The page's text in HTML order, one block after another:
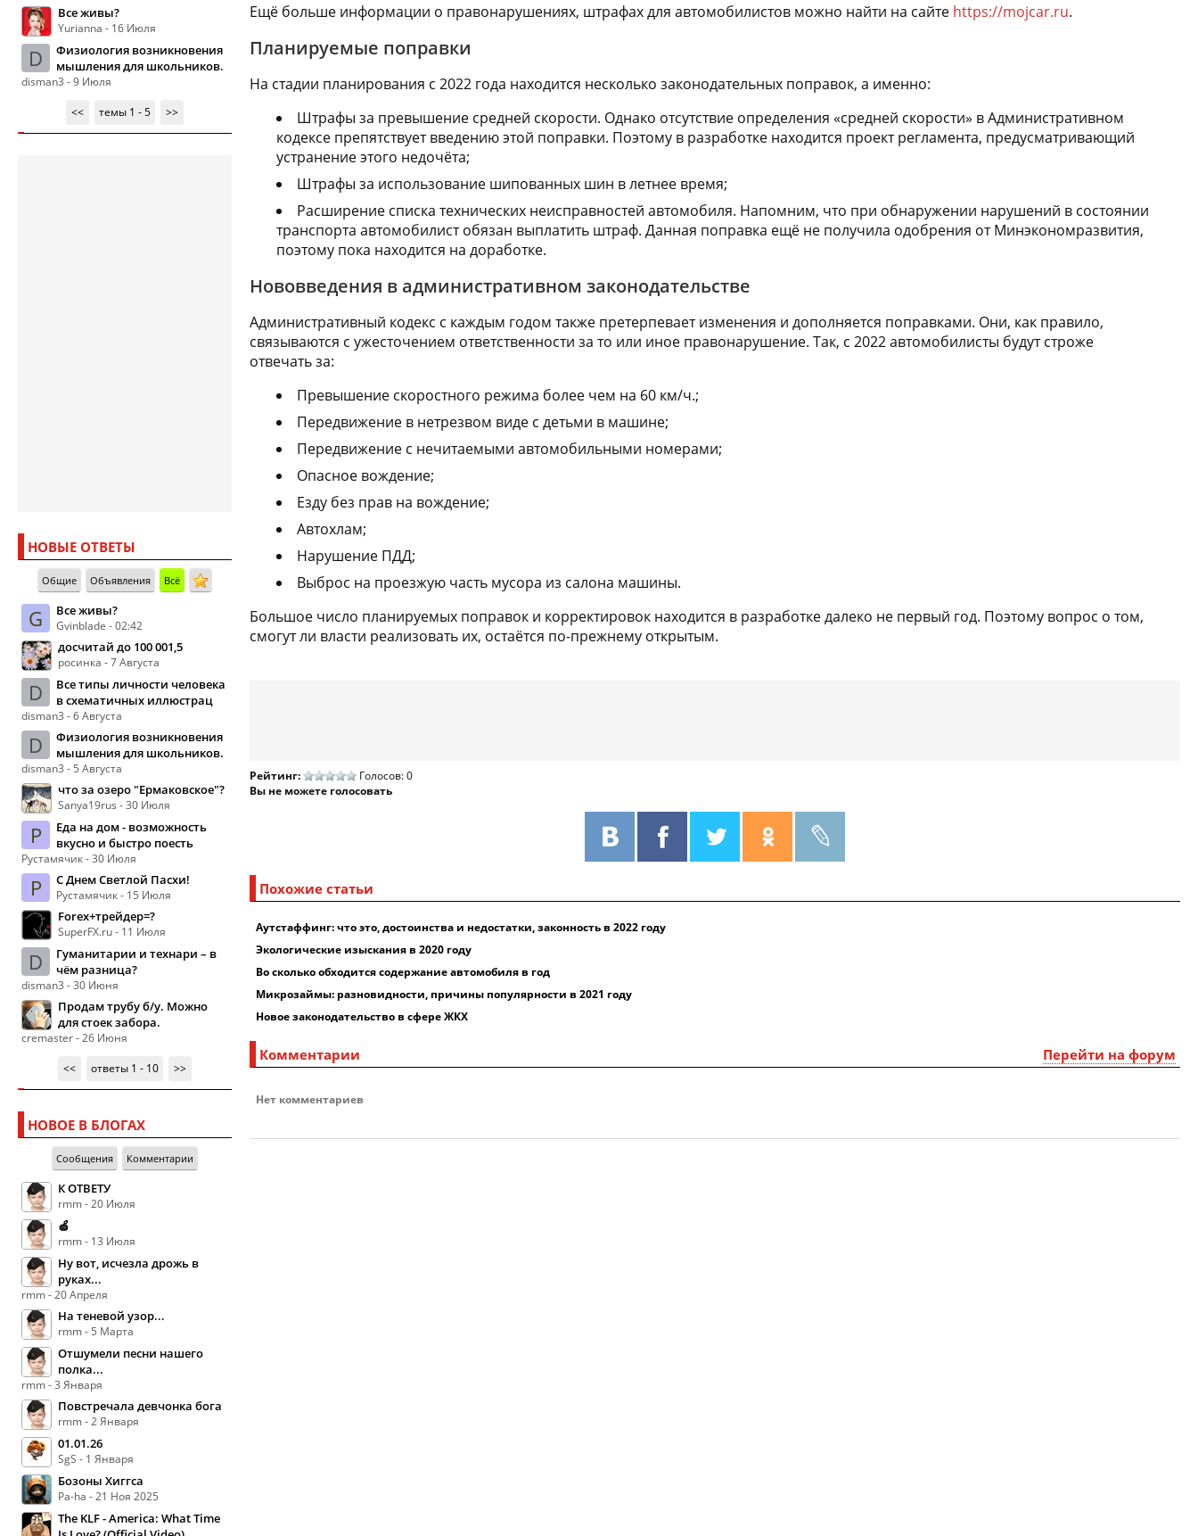
Все живы?
Yurianna - 16 Июля
D
Физиология возникновения
мышления для школьников.
disman3 - 9 Июля
<<
темы 1 - 5 >>
НОВЫЕ ОТВЕТЫ
Общие Объявления Всё
G Все живы?
Gvinblade - 02:42
досчитай до 100 001,5
росинка - 7 Августа
D
Все типы личности человека
в схематичных иллюстрац
disman3 - 6 Августа
D
Физиология возникновения
мышления для школьников.
disman3 - 5 Августа
что за озеро "Ермаковское"?
Sanya19rus - 30 Июля
Р
Еда на дом - возможность
вкусно и быстро поесть
Рустамячик - 30 Июля
Р С Днем Светлой Пасхи!
Рустамячик - 15 Июля
Forex+трейдер=?
SuperFX.ru - 11 Июля
D
Гуманитарии и технари – в
чём разница?
disman3 - 30 Июня
Продам трубу б/у. Можно
для стоек забора.
cremaster - 26 Июня
<<
ответы 1 - 10 >>
НОВОЕ В БЛОГАХ
Сообщения Комментарии
К ОТВЕТУ
rmm - 20 Июля
🍏
rmm - 13 Июля
Ну вот, исчезла дрожь в
руках...
rmm - 20 Апреля
На теневой узор...
rmm - 5 Марта
Отшумели песни нашего
полка...
rmm - 3 Января
Повстречала девчонка бога
rmm - 2 Января
01.01.26
SgS - 1 Января
Бозоны Хиггса
Pa-ha - 21 Ноя 2025
The KLF - America: What Time
Ещё больше информации о правонарушениях, штрафах для автомобилистов можно найти на сайте https://mojcar.ru.
Планируемые поправки
На стадии планирования с 2022 года находится несколько законодательных поправок, а именно:
Штрафы за превышение средней скорости. Однако отсутствие определения «средней скорости» в Административном
кодексе препятствует введению этой поправки. Поэтому в разработке находится проект регламента, предусматривающий
устранение этого недочёта;
Штрафы за использование шипованных шин в летнее время;
Расширение списка технических неисправностей автомобиля. Напомним, что при обнаружении нарушений в состоянии
транспорта автомобилист обязан выплатить штраф. Данная поправка ещё не получила одобрения от Минэкономразвития,
поэтому пока находится на доработке.
Нововведения в административном законодательстве
Административный кодекс с каждым годом также претерпевает изменения и дополняется поправками. Они, как правило,
связываются с ужесточением ответственности за то или иное правонарушение. Так, с 2022 автомобилисты будут строже
отвечать за:
Превышение скоростного режима более чем на 60 км/ч.;
Передвижение в нетрезвом виде с детьми в машине;
Передвижение с нечитаемыми автомобильными номерами;
Опасное вождение;
Езду без прав на вождение;
Автохлам;
Нарушение ПДД;
Выброс на проезжую часть мусора из салона машины.
Большое число планируемых поправок и корректировок находится в разработке далеко не первый год. Поэтому вопрос о том,
смогут ли власти реализовать их, остаётся по-прежнему открытым.
Рейтинг:
Голосов: 0
Вы не можете голосовать
Похожие статьи
Аутстаффинг: что это, достоинства и недостатки, законность в 2022 году
Экологические изыскания в 2020 году
Во сколько обходится содержание автомобиля в год
Микрозаймы: разновидности, причины популярности в 2021 году
Новое законодательство в сфере ЖКХ
Перейти на форум
Комментарии
Нет комментариев